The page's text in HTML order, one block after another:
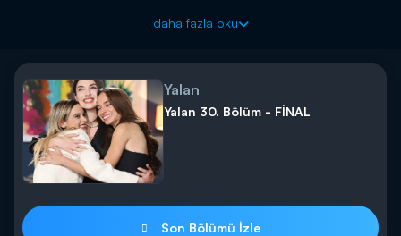
Haluk'u ortadan kaldıran Yusuf şirketin başına geçiyor. Yusuf,
başına geçmesini teklif ediyor!
Yalan yeni gününde yeni bölümleriyle cumartesi 20.00’de
Kanal D’de!
daha fazla oku
Yalan
Yalan 30. Bölüm - FİNAL
Son Bölümü İzle